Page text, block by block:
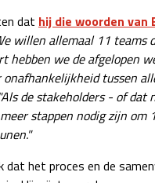
dat hij die woorden
willen allemaal 11 teams
hebben we de afgelopen
tussen
"Als de stakeholders - of dat
stappen nodig zijn
dat het proces en de